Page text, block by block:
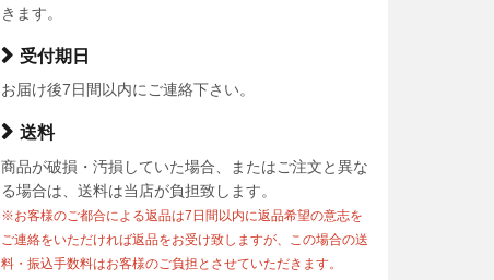
きます。
受付期日
お届け後7日間以内にご連絡下さい。
送料
商品が破損・汚損していた場合、またはご注文と異な
る場合は、送料は当店が負担致します。
※お客様のご都合による返品は7日間以内に返品希望の意志を
ご連絡をいただければ返品をお受け致しますが、この場合の送
料・振込手数料はお客様のご負担とさせていただきます。